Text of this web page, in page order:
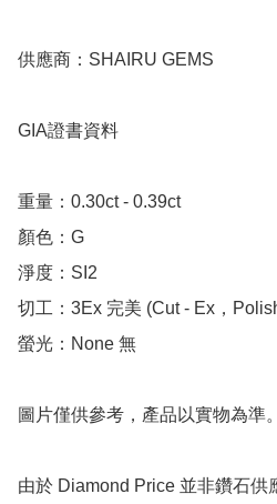
供應商：SHAIRU GEMS
GIA證書資料
重量：0.30ct - 0.39ct
顏色：G
淨度：SI2
切工：3Ex 完美 (Cut - Ex，
螢光：None 無
圖片僅供參考，產品以實物為準。
由於 Diamond Price 並非鑽石供